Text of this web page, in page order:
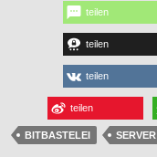
teilen
teilen
teilen
teilen
BITBASTELEI SERVER